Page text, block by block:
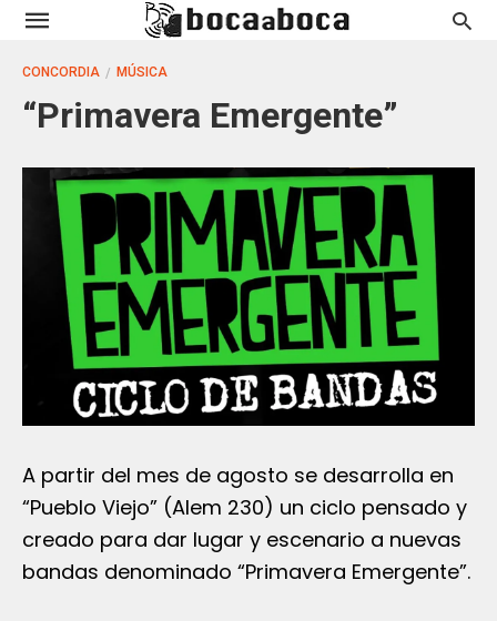
CONCORDIA MÚSICA
“Primavera Emergente”
A partir del mes de agosto se desarrolla en
“Pueblo Viejo” (Alem 230) un ciclo pensado y
creado para dar lugar y escenario a nuevas
bandas denominado “Primavera Emergente”.